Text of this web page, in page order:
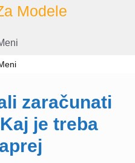
Modele
zaračunati
je treba